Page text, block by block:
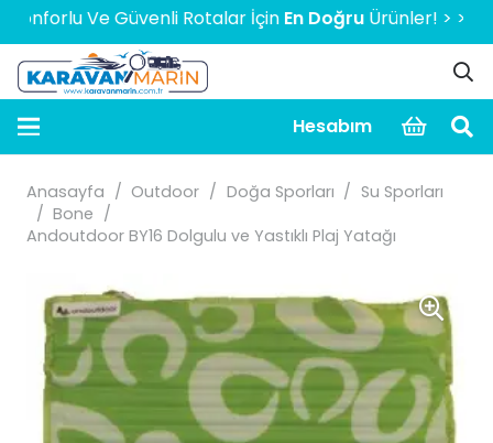
Ve Güvenli Rotalar İçinEn DoğruÜrünler! > > > > >
Hesabım
Anasayfa / Outdoor / Doğa Sporları / Su Sporları
/ Bone /
Andoutdoor BY16 Dolgulu ve Yastıklı Plaj Yatağı